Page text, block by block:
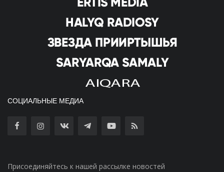
СОЦИАЛЬНЫЕ МЕДИА
Присоединяйтесь к нашей рассылке новостей